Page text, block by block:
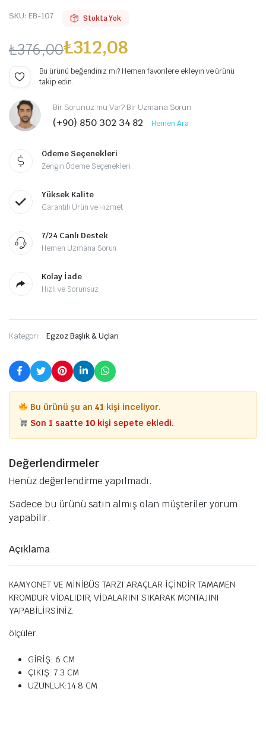
SKU: EB-107 Stokta Yok
₺376,00
Orijinal
fiyat:
₺376,00.
₺312,08
Şu
andaki
fiyat:
₺312,08.
Bu ürünü beğendiniz mi? Hemen favorilere ekleyin ve ürünü
takip edin.
Bir Sorunuz mu Var? Bir Uzmana Sorun
(+90) 850 302 34 82 Hemen Ara
Ödeme Seçenekleri
Zengin Ödeme Seçenekleri
Yüksek Kalite
Garantili Ürün ve Hizmet
7/24 Canlı Destek
Hemen Uzmana Sorun
Kolay İade
Hızlı ve Sorunsuz
Kategori: Egzoz Başlık & Uçları
Bu ürünü şu an 41 kişi inceliyor.
Son 1 saatte 10 kişi sepete ekledi.
Değerlendirmeler
Henüz değerlendirme yapılmadı.
Sadece bu ürünü satın almış olan müşteriler yorum
yapabilir.
Açıklama
KAMYONET VE MİNİBÜS TARZI ARAÇLAR İÇİNDİR TAMAMEN
KROMDUR VİDALIDIR, VİDALARINI SIKARAK MONTAJINI
YAPABİLİRSİNİZ.
ölçüler :
GİRİŞ: 6 CM
ÇIKIŞ: 7.3 CM
UZUNLUK:14.8 CM